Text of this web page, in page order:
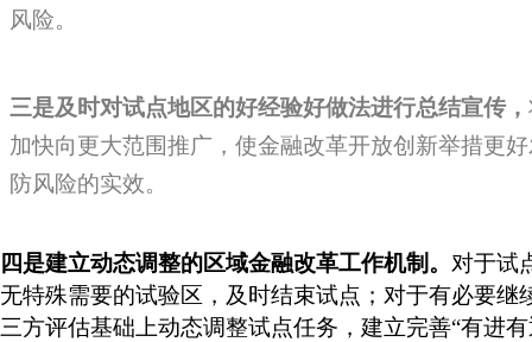
风险。
三是及时对试点地区的好经验好做法进行总结宣传，
加快向更大范围推广，使金融改革开放创新举措更
防风险的实效。
四是建立动态调整的区域金融改革工作机制。 对于试
无特殊需要的试验区，及时结束试点；对于有必要继
三方评估基础上动态调整试点任务，建立完善“有进